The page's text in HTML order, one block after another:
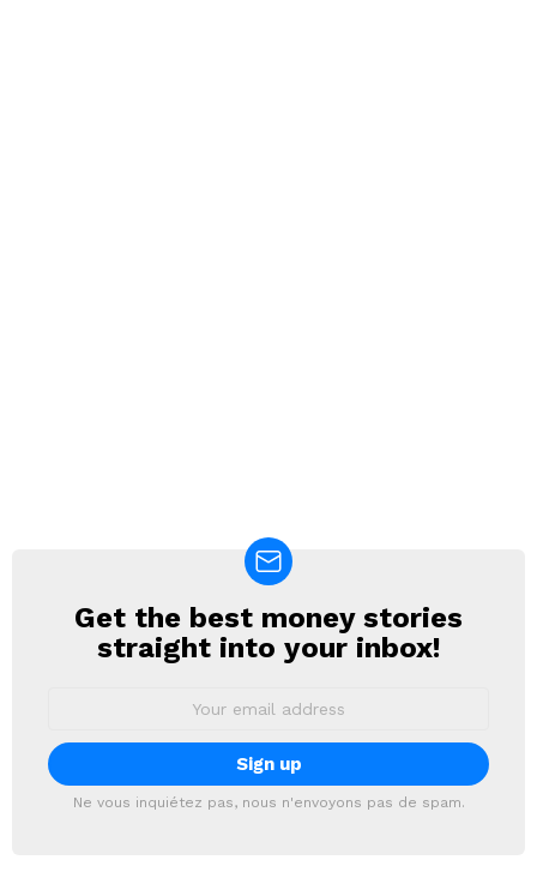
NEWSLETTER
Get the best money stories
straight into your inbox!
Ne vous inquiétez pas, nous n'envoyons pas de spam.